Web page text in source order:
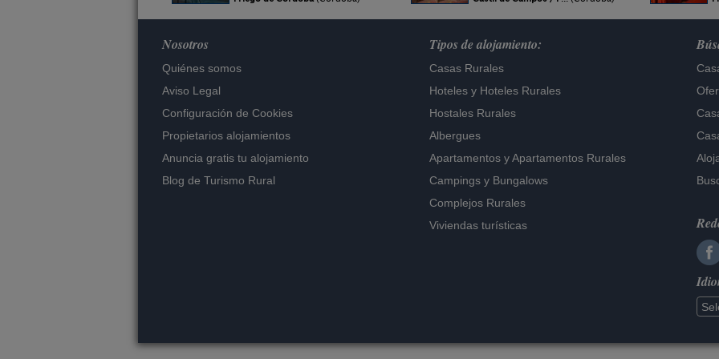
Nosotros
Quiénes somos
Aviso Legal
Configuración de Cookies
Propietarios alojamientos
Anuncia gratis tu alojamiento
Blog de Turismo Rural
Tipos de alojamiento:
Casas Rurales
Hoteles y Hoteles Rurales
Hostales Rurales
Albergues
Apartamentos yApartamentos Rurales
Campings y Bungalows
Complejos Rurales
Viviendas turísticas